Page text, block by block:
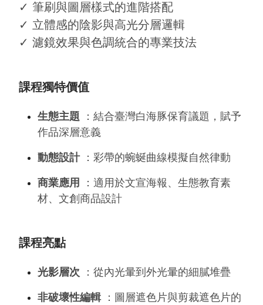
✓ 筆刷與圖層樣式的進階搭配
✓ 立體感的陰影與高光分層邏輯
✓ 濾鏡效果與色調統合的專業技法
課程獨特價值
生態主題 ：結合臺灣白海豚保育議題，賦予
作品深層意義
動態設計：彩帶的蜿蜒曲線模擬自然律動
商業應用
：適用於文宣海報、生態教育素
材、文創商品設計
課程亮點
光影層次 ：從內光暈到外光暈的細膩堆疊
非破壞性編輯：圖層遮色片與剪裁遮色片的